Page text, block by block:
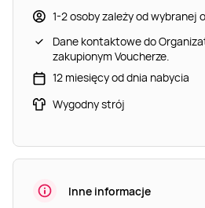
1-2 osoby zależy od wybranej
Dane kontaktowe do
zakupionym Voucherze.
12 miesięcy od dnia nabycia
Wygodny strój
Inne informacje